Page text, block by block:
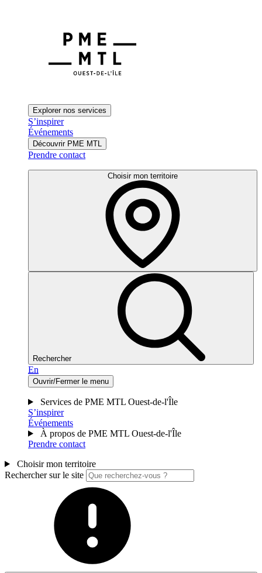
Explorer nos services
S’inspirer
Événements
Découvrir PME MTL
Prendre contact
Choisir mon territoire
Rechercher
En
Ouvrir/Fermer le menu
Services de PME MTL Ouest-de-l'Île
S’inspirer
Événements
À propos de PME MTL Ouest-de-l'Île
Prendre contact
Choisir mon territoire
Rechercher sur le site